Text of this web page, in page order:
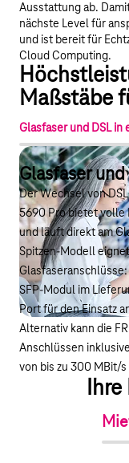
Ausstattung ab.
nächste Level für
und ist bereit für
Cloud Computing.
Maßstäbe
Glasfaser und DSL in
Glasfaser und
Der Wechsel von
5690 Pro bietet volle
und läuft direkt am
Spitzen-Modell
SFP-Modul im
Port für den Einsatz
Alternativ kann die
Anschlüssen
von bis zu 300 MBit/
Ihre